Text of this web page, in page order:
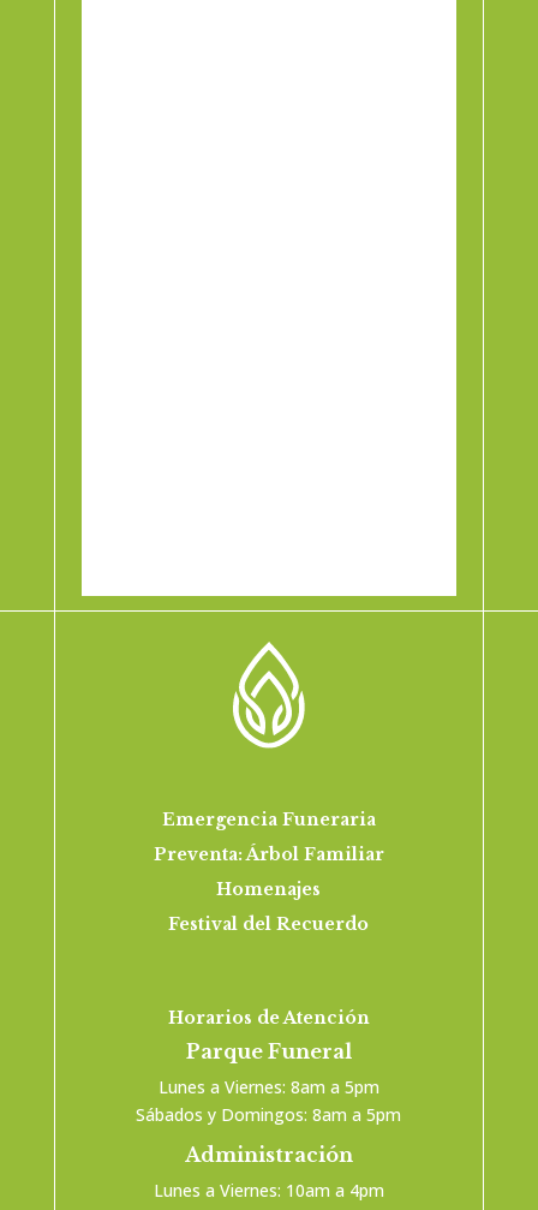
Emergencia Funeraria
Preventa: Árbol Familiar
Homenajes
Festival del Recuerdo
Horarios de Atención
Parque Funeral
Lunes a Viernes: 8am a 5pm
Sábados y Domingos: 8am a 5pm
Administración
Lunes a Viernes: 10am a 4pm